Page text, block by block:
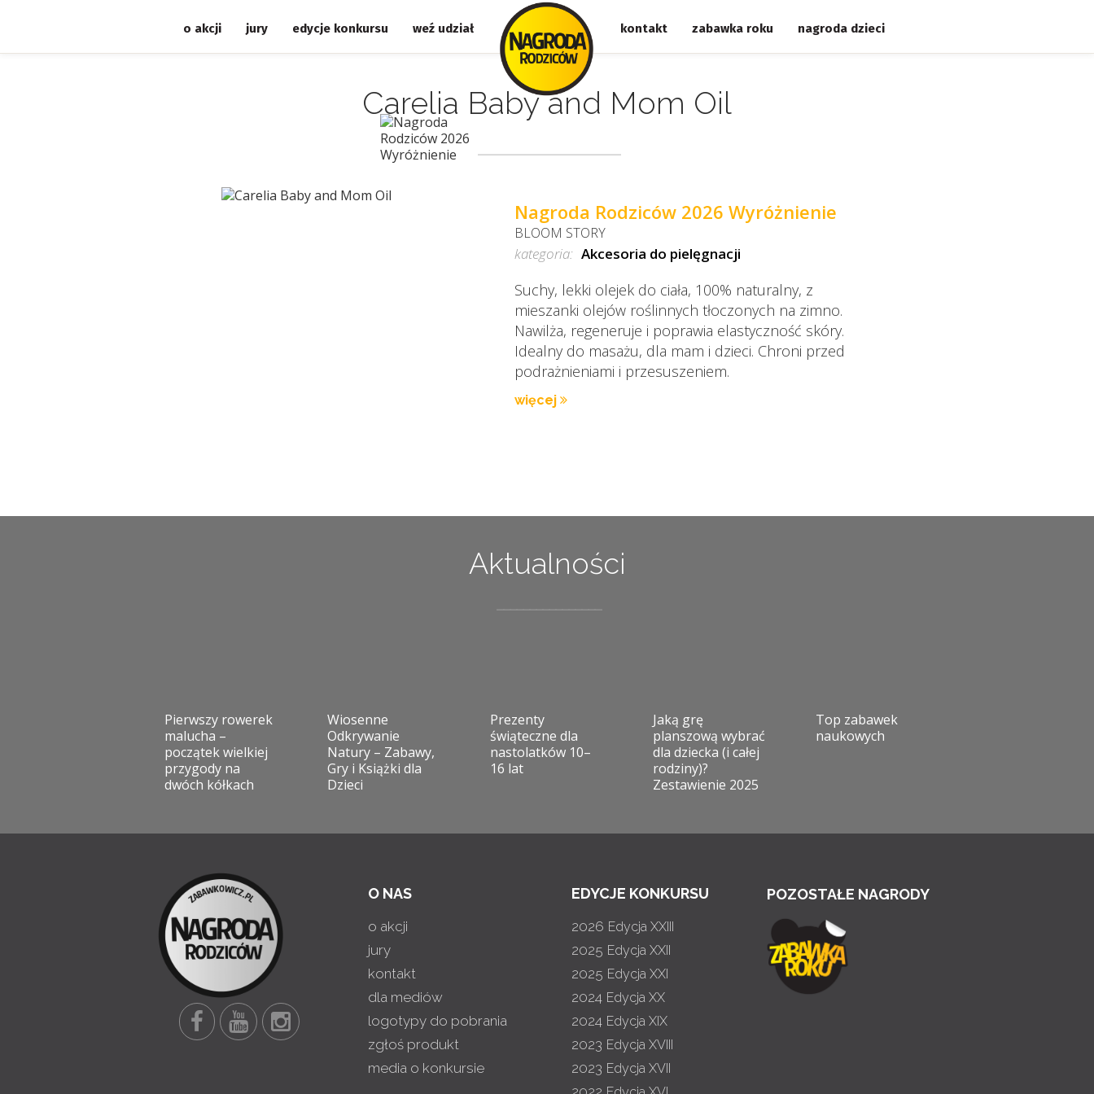
weź udział
edycje konkursu
jury
o akcji kontakt zabawka roku nagroda dzieci
Carelia Baby and Mom Oil
Nagroda Rodziców 2026 Wyróżnienie
BLOOM STORY
kategoria: Akcesoria do pielęgnacji
Suchy, lekki olejek do ciała, 100% naturalny, z
mieszanki olejów roślinnych tłoczonych na zimno.
Nawilża, regeneruje i poprawia elastyczność skóry.
Idealny do masażu, dla mam i dzieci. Chroni przed
podrażnieniami i przesuszeniem.
więcej
Aktualności
Pierwszy rowerek
malucha –
początek wielkiej
przygody na
dwóch kółkach
Wiosenne
Odkrywanie
Natury – Zabawy,
Gry i Książki dla
Dzieci
Prezenty
świąteczne dla
nastolatków 10–
16 lat
Jaką grę
planszową wybrać
dla dziecka (i całej
rodziny)?
Zestawienie 2025
Top zabawek
naukowych
O NAS
o akcji
jury
kontakt
dla mediów
logotypy do pobrania
zgłoś produkt
media o konkursie
EDYCJE KONKURSU
2026 Edycja XXIII
2025 Edycja XXII
2025 Edycja XXI
2024 Edycja XX
2024 Edycja XIX
2023 Edycja XVIII
2023 Edycja XVII
POZOSTAŁE NAGRODY